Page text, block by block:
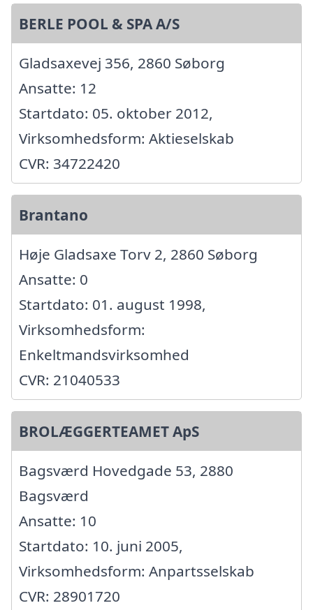
BERLE POOL & SPA A/S
Gladsaxevej 356, 2860 Søborg
Ansatte: 12
Startdato: 05. oktober 2012,
Virksomhedsform: Aktieselskab
CVR: 34722420
Brantano
Høje Gladsaxe Torv 2, 2860 Søborg
Ansatte: 0
Startdato: 01. august 1998,
Virksomhedsform:
Enkeltmandsvirksomhed
CVR: 21040533
BROLÆGGERTEAMET ApS
Bagsværd Hovedgade 53, 2880
Bagsværd
Ansatte: 10
Startdato: 10. juni 2005,
Virksomhedsform: Anpartsselskab
CVR: 28901720